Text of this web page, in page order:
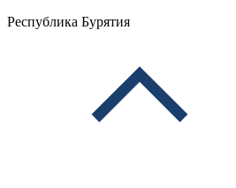
Республика Бурятия